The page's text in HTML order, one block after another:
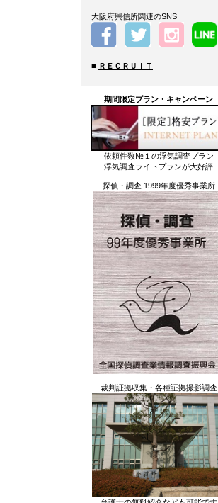
大阪府興信所関連のSNS
■ ＲＥＣＲＵＩＴ
期間限定プラン・キャンペーン
依頼件数№１の浮気調査プラン
浮気調査ライトプランが大好評
探偵・調査 1999年度優秀事業所
裁判証拠収集・各種証拠撮影調査